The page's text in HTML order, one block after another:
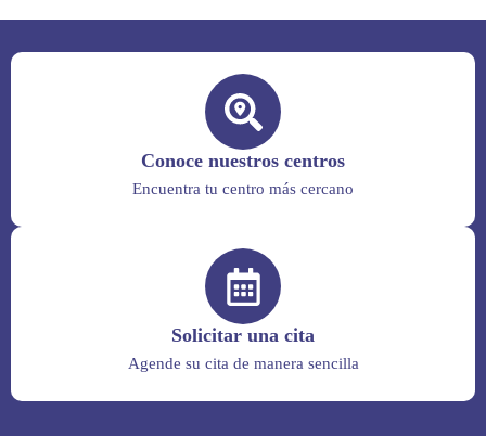
Conoce nuestros centros
Encuentra tu centro más cercano
Solicitar una cita
Agende su cita de manera sencilla